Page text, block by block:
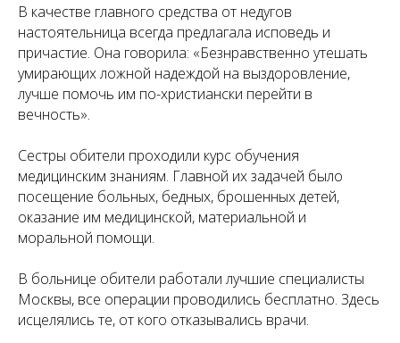
В качестве главного средства от недугов
настоятельница всегда предлагала исповедь и
причастие. Она говорила: «Безнравственно утешать
умирающих ложной надеждой на выздоровление,
лучше помочь им по-христиански перейти в
вечность».
Сестры обители проходили курс обучения
медицинским знаниям. Главной их задачей было
посещение больных, бедных, брошенных детей,
оказание им медицинской, материальной и
моральной помощи.
В больнице обители работали лучшие специалисты
Москвы, все операции проводились бесплатно. Здесь
исцелялись те, от кого отказывались врачи.